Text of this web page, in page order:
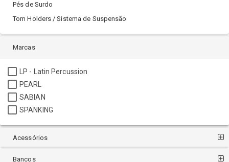
Pés de Surdo
Tom Holders / Sistema de Suspensão
Marcas
LP - Latin Percussion
PEARL
SABIAN
SPANKING
Acessórios
Bancos